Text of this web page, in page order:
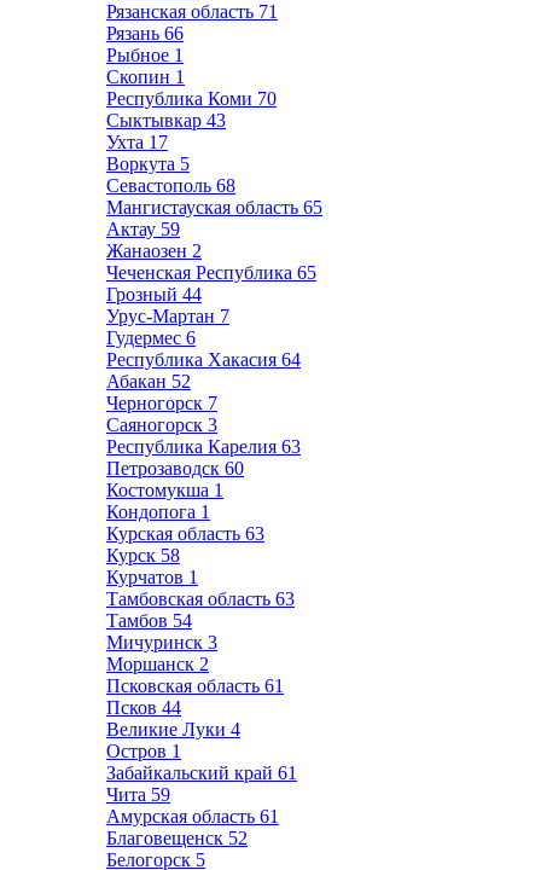
Рязанская область 71
Рязань 66
Рыбное 1
Скопин 1
Республика Коми 70
Сыктывкар 43
Ухта 17
Воркута 5
Севастополь 68
Мангистауская область 65
Актау 59
Жанаозен 2
Чеченская Республика 65
Грозный 44
Урус-Мартан 7
Гудермес 6
Республика Хакасия 64
Абакан 52
Черногорск 7
Саяногорск 3
Республика Карелия 63
Петрозаводск 60
Костомукша 1
Кондопога 1
Курская область 63
Курск 58
Курчатов 1
Тамбовская область 63
Тамбов 54
Мичуринск 3
Моршанск 2
Псковская область 61
Псков 44
Великие Луки 4
Остров 1
Забайкальский край 61
Чита 59
Амурская область 61
Благовещенск 52
Белогорск 5